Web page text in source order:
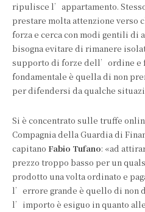
ripulisce l’appartamento.
prestare molta attenzione verso
forza e cerca con modi gentili di
bisogna evitare di rimanere
supporto di forze dell’ordine e
fondamentale è quella di non
per difendersi da qualche
Si è concentrato sulle truffe
Compagnia della Guardia di
capitano Fabio Tufano: «ad
prezzo troppo basso per un
prodotto una volta ordinato e
l’errore grande è quello di non
l’importo è esiguo in quanto